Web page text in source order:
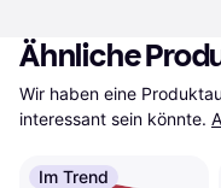
Ähnliche
Wir haben eine
interessant sein könnte.
Im Trend